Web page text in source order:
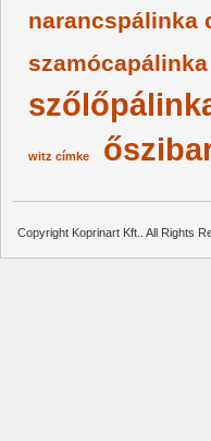
narancspálinka
witz címke
Copyright Koprinart Kft.. All Rights